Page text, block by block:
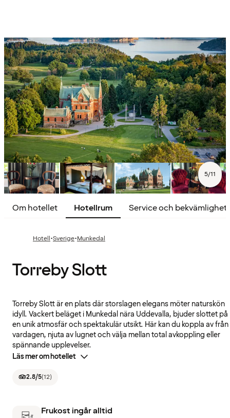
5/11
Om hotellet Hotellrum Service och
Hotell·Sverige·Munkedal
Torreby Slott
Torreby Slott är en plats där storslagen elegans möter naturskön
idyll. Vackert beläget i Munkedal nära Uddevalla, bjuder slottet på
en unik atmosfär och spektakulär utsikt. Här kan du koppla av från
vardagen, njuta av lugnet och välja mellan total avkoppling eller
spännande upplevelser.
Läs mer om hotellet
2.8/5(12)
Frukost ingår alltid